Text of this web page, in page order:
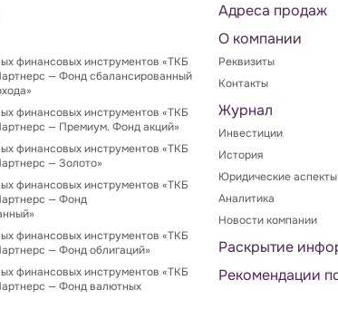
финансовых инструментов «ТКБ
— Фонд сбалансированный
финансовых инструментов «ТКБ
— Премиум. Фонд акций»
финансовых инструментов «ТКБ
— Золото»
финансовых инструментов «ТКБ
— Фонд
финансовых инструментов «ТКБ
— Фонд облигаций»
финансовых инструментов «ТКБ
— Фонд валютных
Адреса продаж
О компании
Реквизиты
Контакты
Журнал
Инвестиции
История
Юридические аспекты
Аналитика
Новости компании
Раскрытие
Рекомендации